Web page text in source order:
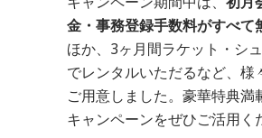
金・事務登録手数料がすべて
ほか、3ヶ月間ラケット・シ
でレンタルいただるなど、様
ご用意しました。豪華特典満
キャンペーンをぜひご活用く